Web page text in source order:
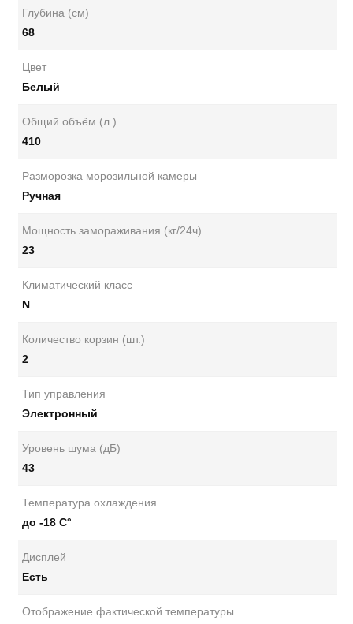
Глубина (см)
68
Цвет
Белый
Общий объём (л.)
410
Разморозка морозильной камеры
Ручная
Мощность замораживания (кг/24ч)
23
Климатический класс
N
Количество корзин (шт.)
2
Тип управления
Электронный
Уровень шума (дБ)
43
Температура охлаждения
до -18 С°
Дисплей
Есть
Отображение фактической температуры